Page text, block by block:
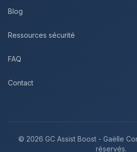
Blog
Ressources sécurité
FAQ
Contact
© 2026 GC Assist Boost - Gaëlle
réservés.